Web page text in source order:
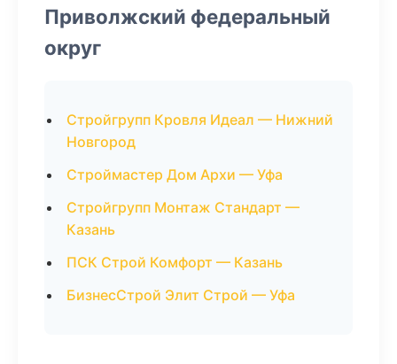
Приволжский федеральный
округ
Стройгрупп Кровля Идеал — Нижний
Новгород
Строймастер Дом Архи — Уфа
Стройгрупп Монтаж Стандарт —
Казань
ПСК Строй Комфорт — Казань
БизнесСтрой Элит Строй — Уфа